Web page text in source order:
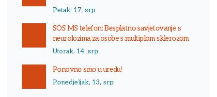
Petak, 17, srp
SOS MS telefon: Besplatno savjetovanje s
neurolozima za osobe s multiplom sklerozom
Utorak, 14, srp
Ponovno smo u uredu!
Ponedjeljak, 13, srp